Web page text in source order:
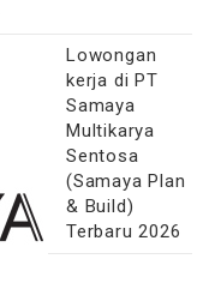
Lowongan
kerja di PT
Samaya
Multikarya
Sentosa
(Samaya Plan
& Build)
Terbaru 2026